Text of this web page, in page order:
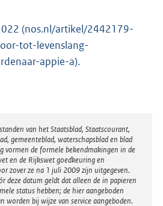
(nos.nl/artikel/2442179-
tot-levenslang-
appie-a).
van het Staatsblad, Staatscourant,
gemeenteblad, waterschapsblad en blad
vormen de formele bekendmakingen in de
en de Rijkswet goedkeuring en
zover ze na 1 juli 2009 zijn uitgegeven.
deze datum geldt dat alleen de in papieren
status hebben; de hier aangeboden
worden bij wijze van service aangeboden.